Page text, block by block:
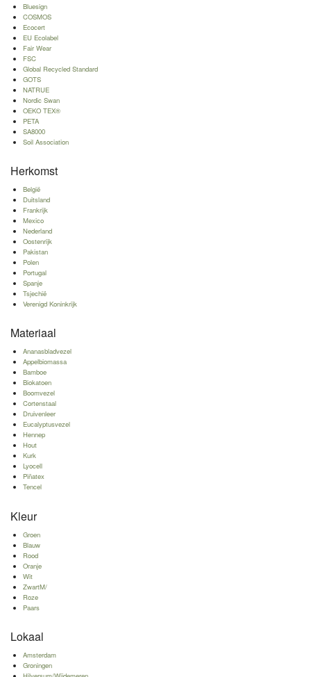
Bluesign
COSMOS
Ecocert
EU Ecolabel
Fair Wear
FSC
Global Recycled Standard
GOTS
NATRUE
Nordic Swan
OEKO TEX®
PETA
SA8000
Soil Association
Herkomst
België
Duitsland
Frankrijk
Mexico
Nederland
Oostenrijk
Pakistan
Polen
Portugal
Spanje
Tsjechië
Verenigd Koninkrijk
Materiaal
Ananasbladvezel
Appelbiomassa
Bamboe
Biokatoen
Boomvezel
Cortenstaal
Druivenleer
Eucalyptusvezel
Hennep
Hout
Kurk
Lyocell
Piñatex
Tencel
Kleur
Groen
Blauw
Rood
Oranje
Wit
ZwartM/
Roze
Paars
Lokaal
Amsterdam
Groningen